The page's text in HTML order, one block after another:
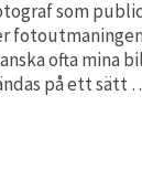
som
ofta mina
på ett sätt